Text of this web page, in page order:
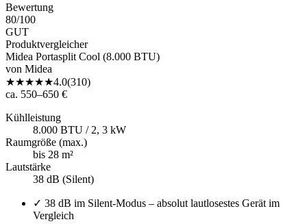
Bewertung
80/100
GUT
Produktvergleicher
Midea Portasplit Cool (8.000 BTU)
von Midea
★★★★★4.0(310)
ca. 550–650 €
Kühlleistung
8.000 BTU / 2, 3 kW
Raumgröße (max.)
bis 28 m²
Lautstärke
38 dB (Silent)
✓ 38 dB im Silent-Modus – absolut lautlosestes Gerät im
Vergleich